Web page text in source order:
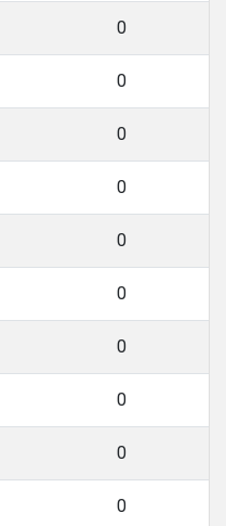
0
0
0
0
0
0
0
0
0
0